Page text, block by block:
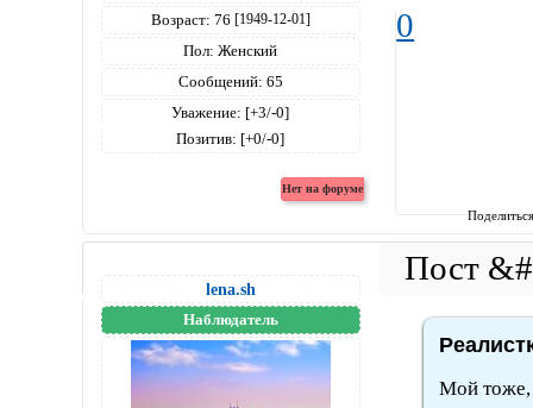
Возраст: 76 [1949-12-01]
Пол: Женский
Сообщений: 65
Уважение: [+3/-0]
Позитив: [+0/-0]
0
lena.sh
Наблюдатель
Мой тоже,